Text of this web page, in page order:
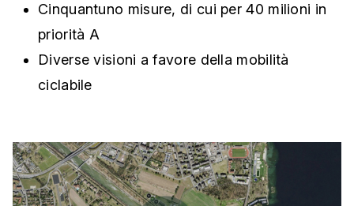
Cinquantuno misure, di cui per 40 milioni in
priorità A
Diverse visioni a favore della mobilità
ciclabile